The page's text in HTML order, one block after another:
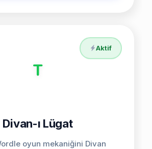
Aktif
Divan-ı Lügat
oyun mekaniğini Divan